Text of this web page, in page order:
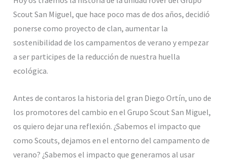
Scout San Miguel, que hace poco mas de dos años, decidió
ponerse como proyecto de clan, aumentar la
sostenibilidad de los campamentos de verano y empezar
a ser participes de la reducción de nuestra huella
ecológica.
Antes de contaros la historia del gran Diego Ortín, uno de
los promotores del cambio en el Grupo Scout San Miguel,
os quiero dejar una reflexión. ¿Sabemos el impacto que
como Scouts, dejamos en el entorno del campamento de
verano? ¿Sabemos el impacto que generamos al usar